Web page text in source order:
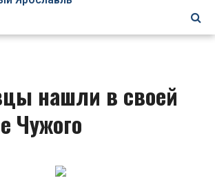
нашли в своей
Чужого